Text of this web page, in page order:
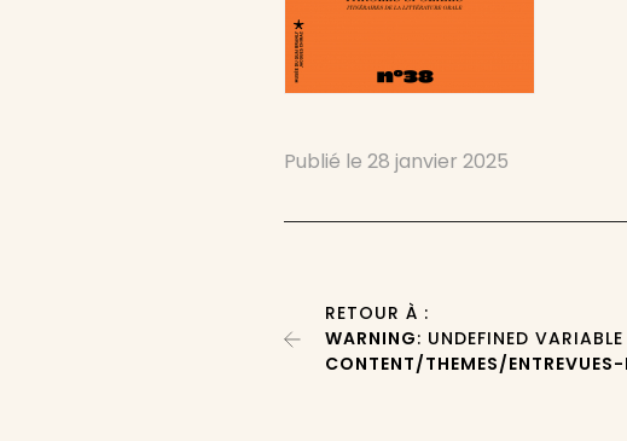
Publié le28 janvier 2025
RETOUR À :
WARNING: UNDEFINED
CONTENT/THEMES/